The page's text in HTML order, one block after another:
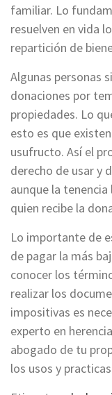
familiar. Lo
resuelven en vida
repartición de
Algunas personas
donaciones por
propiedades. Lo
esto es que
usufructo. Así el
derecho de usar y
aunque la
quien recibe la
Lo importante de
de pagar la más
conocer los
realizar los
impositivas es
experto en
abogado de tu
los usos y